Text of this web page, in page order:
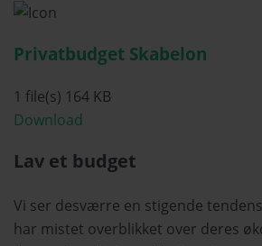
Privatbudget Skabelon
1 file(s) 164 KB
Download
Lav et budget
Vi ser desværre en stigende
har mistet overblikket over deres